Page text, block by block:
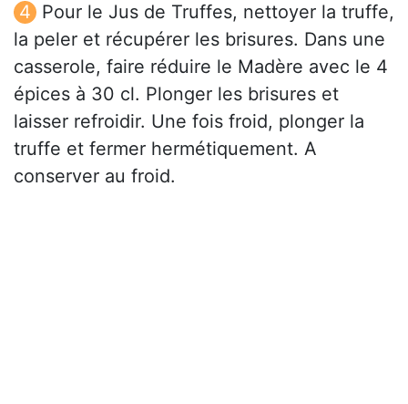
Pour le Jus de Truffes, nettoyer la truffe,
la peler et récupérer les brisures. Dans une
casserole, faire réduire le Madère avec le 4
épices à 30 cl. Plonger les brisures et
laisser refroidir. Une fois froid, plonger la
truffe et fermer hermétiquement. A
conserver au froid.